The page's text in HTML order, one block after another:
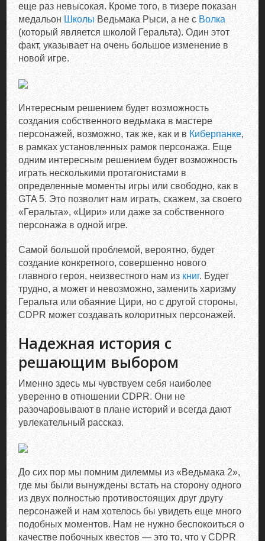
еще раз невысокая. Кроме того, в тизере показан
медальон ШколыВедьмака Рыси, а не с Волка
(который является школой Геральта). Один этот
факт, указывает на очень большое изменение в
новой игре.
Интересным решением будет возможность
создания собственного ведьмака в мастере
персонажей, возможно, так же, как и вКиберпанке,
в рамках установленных рамок персонажа. Еще
одним интересным решением будет возможность
играть несколькими протагонистами в
определенные моменты игры или свободно, как в
GTA 5. Это позволит нам играть, скажем, за своего
«Геральта», «Цири» или даже за собственного
персонажа в одной игре.
Самой большой проблемой, вероятно, будет
создание конкретного, совершенно нового
главного героя, неизвестного нам изкниг. Будет
трудно, а может и невозможно, заменить харизму
Геральта или обаяние Цири, но с другой стороны,
CDPR может создавать колоритных персонажей.
Надежная история с
решающим выбором
Именно здесь мы чувствуем себя наиболее
уверенно в отношении CDPR. Они не
разочаровывают в плане историй и всегда дают
увлекательный рассказ.
До сих пор мы помним дилеммы из «Ведьмака 2»,
где мы были вынуждены встать на сторону одного
из двух полностью противостоящих друг другу
персонажей и нам хотелось бы увидеть еще много
подобных моментов. Нам не нужно беспокоиться о
качестве побочных квестов — это то, что у CDPR